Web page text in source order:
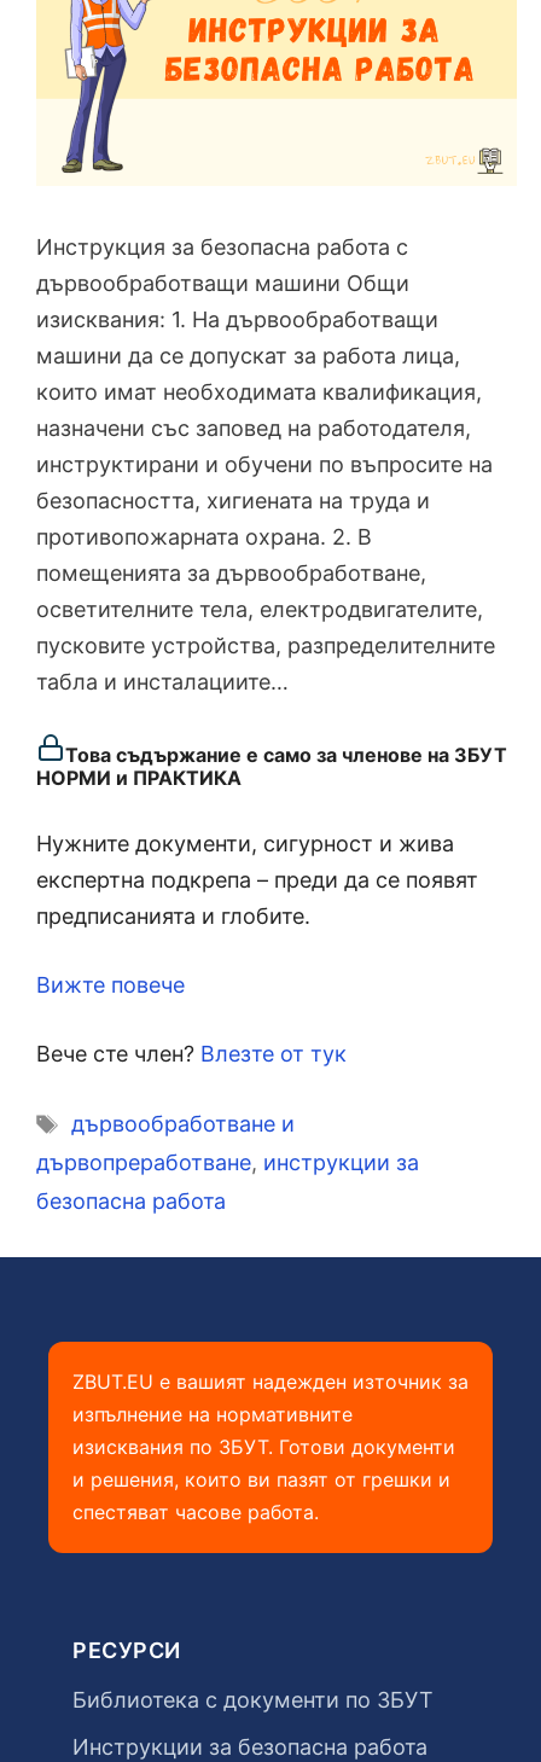
Инструкция за безопасна работа с
дървообработващи машини Общи
изисквания: 1. На дървообработващи
машини да се допускат за работа лица,
които имат необходимата квалификация,
назначени със заповед на работодателя,
инструктирани и обучени по въпросите на
безопасността, хигиената на труда и
противопожарната охрана. 2. В
помещенията за дървообработване,
осветителните тела, електродвигателите,
пусковите устройства, разпределителните
табла и инсталациите…
Това съдържание е само за членове на ЗБУТ
НОРМИ и ПРАКТИКА
Нужните документи, сигурност и жива
експертна подкрепа – преди да се появят
предписанията и глобите.
Вижте повече
Вече сте член? Влезте от тук
Етикети
дървообработване и
дървопреработване, инструкции за
безопасна работа
ZBUT.EU е вашият надежден източник за
изпълнение на нормативните
изисквания по ЗБУТ. Готови документи
и решения, които ви пазят от грешки и
спестяват часове работа.
РЕСУРСИ
Библиотека с документи по ЗБУТ
Инструкции за безопасна работа